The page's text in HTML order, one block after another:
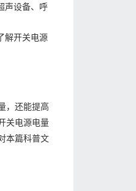
声设备、呼
解开关电源
，还能提高
关电源电量
本篇科普文